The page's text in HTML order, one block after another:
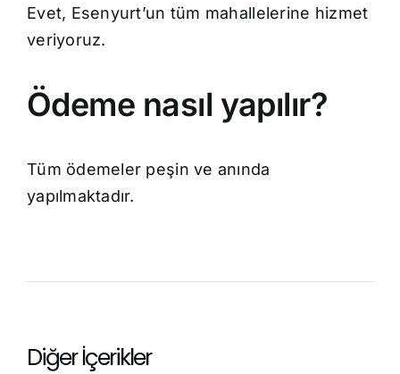
Evet, Esenyurt’un tüm mahallelerine hizmet
veriyoruz.
Ödeme nasıl yapılır?
Tüm ödemeler peşin ve anında
yapılmaktadır.
Diğer İçerikler